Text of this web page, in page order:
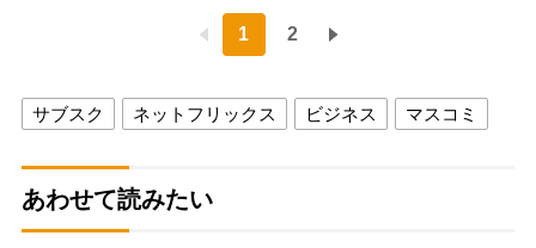
1 2
サブスク ネットフリックス ビジネス マスコミ
あわせて読みたい